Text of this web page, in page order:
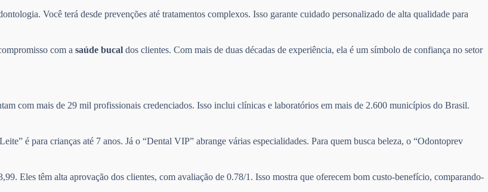
Você terá desde prevenções até tratamentos complexos. Isso garante cuidado personalizado de alta qualidade para
com a saúde bucal dos clientes. Com mais de duas décadas de experiência, ela é um símbolo de confiança no setor
com mais de 29 mil profissionais credenciados. Isso inclui clínicas e laboratórios em mais de 2.600 municípios do Brasil.
é para crianças até 7 anos. Já o “Dental VIP” abrange várias especialidades. Para quem busca beleza, o “Odontoprev
Eles têm alta aprovação dos clientes, com avaliação de 0.78/1. Isso mostra que oferecem bom custo-benefício, comparando-